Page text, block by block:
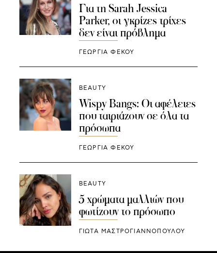
Για τη Sarah Jessica
Parker, οι γκρίζες τρίχες
δεν είναι πρόβλημα
ΓΕΩΡΓΙΑ ΦΕΚΟΥ
BEAUTY
Wispy Bangs: Οι αφέλειες
που ταιριάζουν σε όλα τα
πρόσωπα
ΓΕΩΡΓΙΑ ΦΕΚΟΥ
BEAUTY
5 χρώματα μαλλιών που
φωτίζουν το πρόσωπο
ΓΙΩΤΑ ΜΑΣΤΡΟΓΙΑΝΝΟΠΟΥΛΟΥ